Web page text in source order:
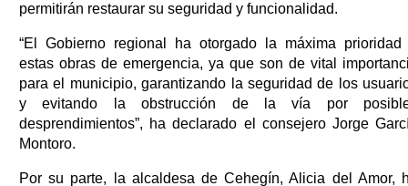
permitirán restaurar su seguridad y funcionalidad.
“El Gobierno regional ha otorgado la máxima prioridad
estas obras de emergencia, ya que son de vital
para el municipio, garantizando la seguridad de los
y evitando la obstrucción de la vía por
desprendimientos”, ha declarado el consejero Jorge
Montoro.
Por su parte, la alcaldesa de Cehegín, Alicia del Amor,